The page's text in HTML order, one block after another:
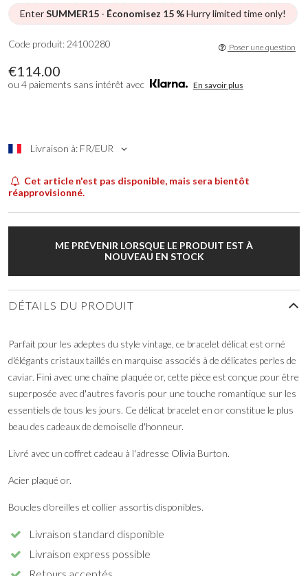
EnterSUMMER15 - Économisez 15 %Hurry limited time only!
€114.00
ou 4 paiements sans intérêt avec En savoir plus
Livraison à: FR/EUR
Code produit: 24100280 Poser une question
Cet article n'est pas disponible, mais sera bientôt
réapprovisionné.
ME PRÉVENIR LORSQUE LE PRODUIT EST À
NOUVEAU EN STOCK
DÉTAILS DU PRODUIT
Parfait pour les adeptes du style vintage, ce bracelet délicat est orné
d'élégants cristaux taillés en marquise associés à de délicates perles de
caviar. Fini avec une chaîne plaquée or, cette pièce est conçue pour être
superposée avec d'autres favoris pour une touche romantique sur les
essentiels de tous les jours. Ce délicat bracelet en or constitue le plus
beau des cadeaux de demoiselle d'honneur.
Livré avec un coffret cadeau à l'adresse Olivia Burton.
Acier plaqué or.
Boucles d'oreilles et collier assortis disponibles.
Livraison standard disponible
Livraison express possible
Retours acceptés